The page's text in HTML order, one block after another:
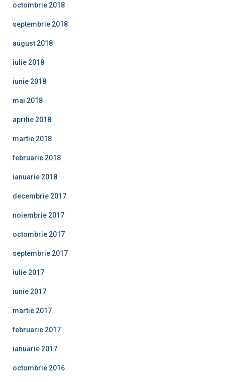
octombrie 2018
septembrie 2018
august 2018
iulie 2018
iunie 2018
mai 2018
aprilie 2018
martie 2018
februarie 2018
ianuarie 2018
decembrie 2017
noiembrie 2017
octombrie 2017
septembrie 2017
iulie 2017
iunie 2017
martie 2017
februarie 2017
ianuarie 2017
octombrie 2016